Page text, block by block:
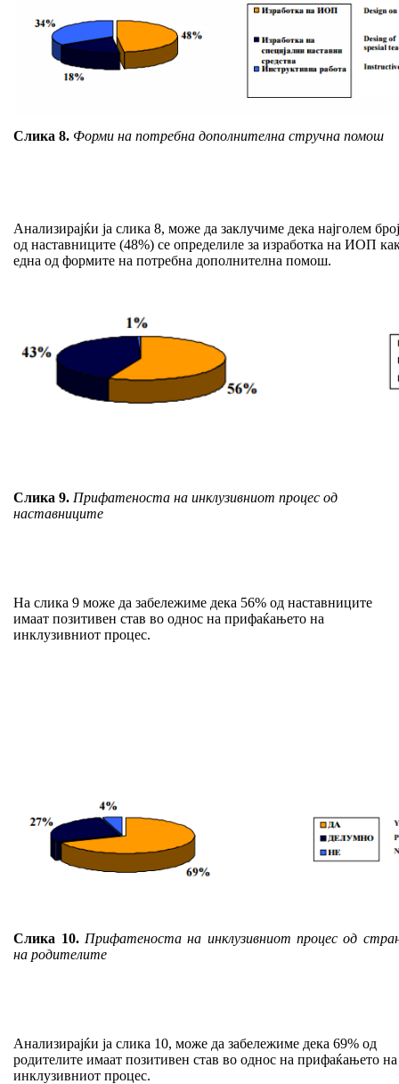
Слика 8. Форми на потребна дополнителна стручна помош
Анализирајќи ја слика 8, може да заклучиме дека најголем
од наставниците (48%) се определиле за изработка на ИОП
една од формите на потребна дополнителна помош.
Слика 9. Прифатеноста на инклузивниот процес од
наставниците
На слика 9 може да забележиме дека 56% од наставниците
имаат позитивен став во однос на прифаќањето на
инклузивниот процес.
Слика 10.Прифатеноста на инклузивниот процес од
на родителите
Анализирајќи ја слика 10, може да забележиме дека 69% од
родителите имаат позитивен став во однос на прифаќањето на
инклузивниот процес.